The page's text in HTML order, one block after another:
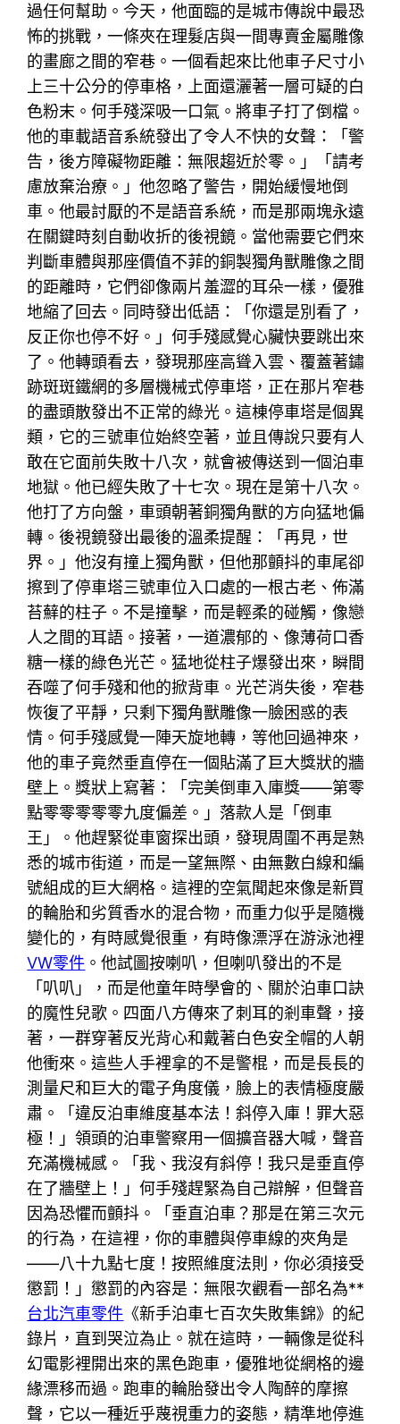
過任何幫助。今天，他面臨的是城市傳說中最恐
怖的挑戰，一條夾在理髮店與一間專賣金屬雕像
的畫廊之間的窄巷。一個看起來比他車子尺寸小
上三十公分的停車格，上面還灑著一層可疑的白
色粉末。何手殘深吸一口氣。將車子打了倒檔。
他的車載語音系統發出了令人不快的女聲：「警
告，後方障礙物距離：無限趨近於零。」「請考
慮放棄治療。」他忽略了警告，開始緩慢地倒
車。他最討厭的不是語音系統，而是那兩塊永遠
在關鍵時刻自動收折的後視鏡。當他需要它們來
判斷車體與那座價值不菲的銅製獨角獸雕像之間
的距離時，它們卻像兩片羞澀的耳朵一樣，優雅
地縮了回去。同時發出低語：「你還是別看了，
反正你也停不好。」何手殘感覺心臟快要跳出來
了。他轉頭看去，發現那座高聳入雲、覆蓋著鏽
跡斑斑鐵網的多層機械式停車塔，正在那片窄巷
的盡頭散發出不正常的綠光。這棟停車塔是個異
類，它的三號車位始終空著，並且傳說只要有人
敢在它面前失敗十八次，就會被傳送到一個泊車
地獄。他已經失敗了十七次。現在是第十八次。
他打了方向盤，車頭朝著銅獨角獸的方向猛地偏
轉。後視鏡發出最後的溫柔提醒：「再見，世
界。」他沒有撞上獨角獸，但他那顫抖的車尾卻
擦到了停車塔三號車位入口處的一根古老、佈滿
苔蘚的柱子。不是撞擊，而是輕柔的碰觸，像戀
人之間的耳語。接著，一道濃郁的、像薄荷口香
糖一樣的綠色光芒。猛地從柱子爆發出來，瞬間
吞噬了何手殘和他的掀背車。光芒消失後，窄巷
恢復了平靜，只剩下獨角獸雕像一臉困惑的表
情。何手殘感覺一陣天旋地轉，等他回過神來，
他的車子竟然垂直停在一個貼滿了巨大獎狀的牆
壁上。獎狀上寫著：「完美倒車入庫獎——第零
點零零零零零九度偏差。」落款人是「倒車
王」。他趕緊從車窗探出頭，發現周圍不再是熟
悉的城市街道，而是一望無際、由無數白線和編
號組成的巨大網格。這裡的空氣聞起來像是新買
的輪胎和劣質香水的混合物，而重力似乎是隨機
變化的，有時感覺很重，有時像漂浮在游泳池裡
VW零件 。他試圖按喇叭，但喇叭發出的不是
「叭叭」，而是他童年時學會的、關於泊車口訣
的魔性兒歌。四面八方傳來了刺耳的剎車聲，接
著，一群穿著反光背心和戴著白色安全帽的人朝
他衝來。這些人手裡拿的不是警棍，而是長長的
測量尺和巨大的電子角度儀，臉上的表情極度嚴
肅。「違反泊車維度基本法！斜停入庫！罪大惡
極！」領頭的泊車警察用一個擴音器大喊，聲音
充滿機械感。「我、我沒有斜停！我只是垂直停
在了牆壁上！」何手殘趕緊為自己辯解，但聲音
因為恐懼而顫抖。「垂直泊車？那是在第三次元
的行為，在這裡，你的車體與停車線的夾角是
——八十九點七度！按照維度法則，你必須接受
懲罰！」懲罰的內容是：無限次觀看一部名為**
台北汽車零件 《新手泊車七百次失敗集錦》的紀
錄片，直到哭泣為止。就在這時，一輛像是從科
幻電影裡開出來的黑色跑車，優雅地從網格的邊
緣漂移而過。跑車的輪胎發出令人陶醉的摩擦
聲，它以一種近乎蔑視重力的姿態，精準地停進